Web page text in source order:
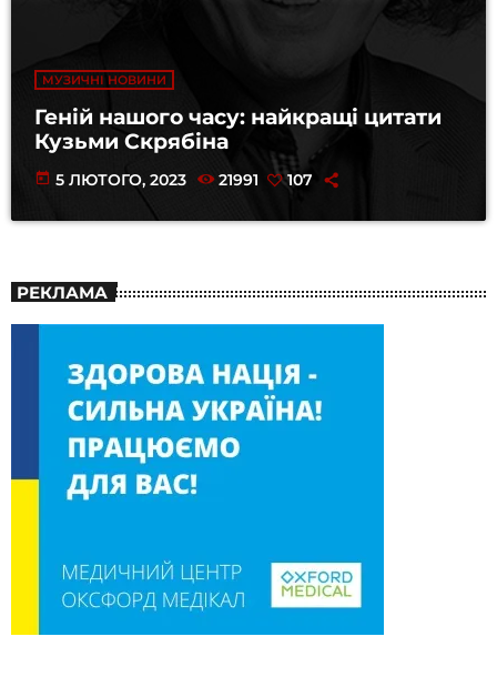
МУЗИЧНІ НОВИНИ
Геній нашого часу: найкращі цитати
Кузьми Скрябіна
today 5 ЛЮТОГО, 2023 21991 107
РЕКЛАМА